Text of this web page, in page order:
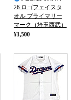
26 ロゴフェイスタ
オル プライマリー
マーク（埼玉西武）
¥1,500